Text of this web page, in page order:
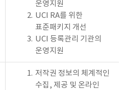
운영지원
2. UCI RA를 위한
표준패키지 개선
3. UCI 등록관리 기관의
운영지원
1. 저작권 정보의 체계적인
수집, 제공 및 온라인